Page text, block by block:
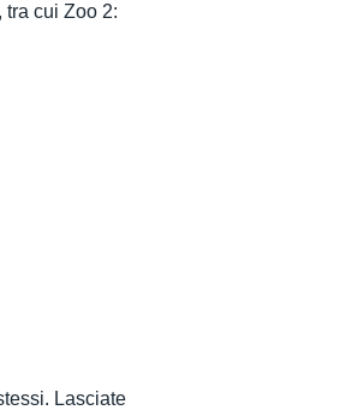
cui Zoo 2:
Lasciate